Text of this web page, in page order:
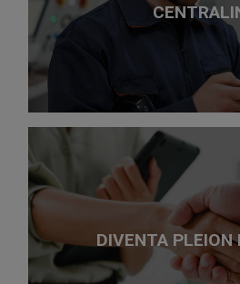
DIVENTA PLEION